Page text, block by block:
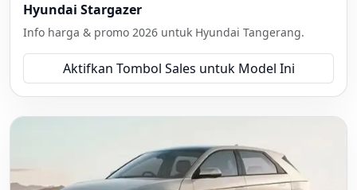
Hyundai Stargazer
Info harga & promo 2026 untuk Hyundai Tangerang.
Aktifkan Tombol Sales untuk Model Ini